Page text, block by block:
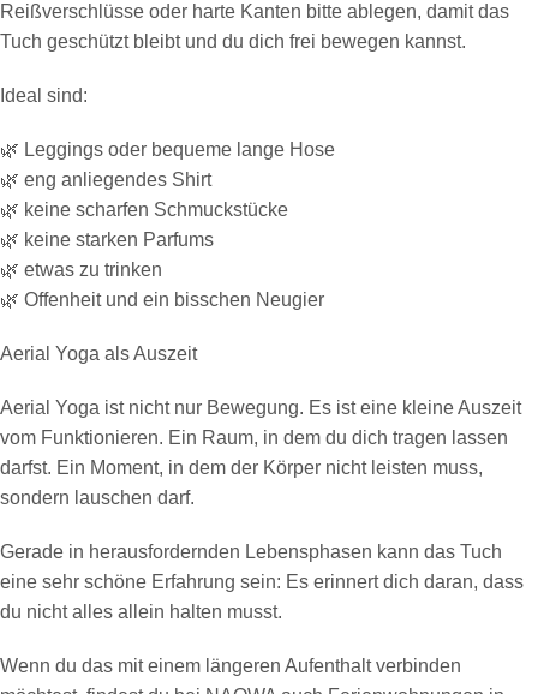
Reißverschlüsse oder harte Kanten bitte ablegen, damit das
Tuch geschützt bleibt und du dich frei bewegen kannst.
Ideal sind:
🌿 Leggings oder bequeme lange Hose
🌿 eng anliegendes Shirt
🌿 keine scharfen Schmuckstücke
🌿 keine starken Parfums
🌿 etwas zu trinken
🌿 Offenheit und ein bisschen Neugier
Aerial Yoga als Auszeit
Aerial Yoga ist nicht nur Bewegung. Es ist eine kleine Auszeit
vom Funktionieren. Ein Raum, in dem du dich tragen lassen
darfst. Ein Moment, in dem der Körper nicht leisten muss,
sondern lauschen darf.
Gerade in herausfordernden Lebensphasen kann das Tuch
eine sehr schöne Erfahrung sein: Es erinnert dich daran, dass
du nicht alles allein halten musst.
Wenn du das mit einem längeren Aufenthalt verbinden